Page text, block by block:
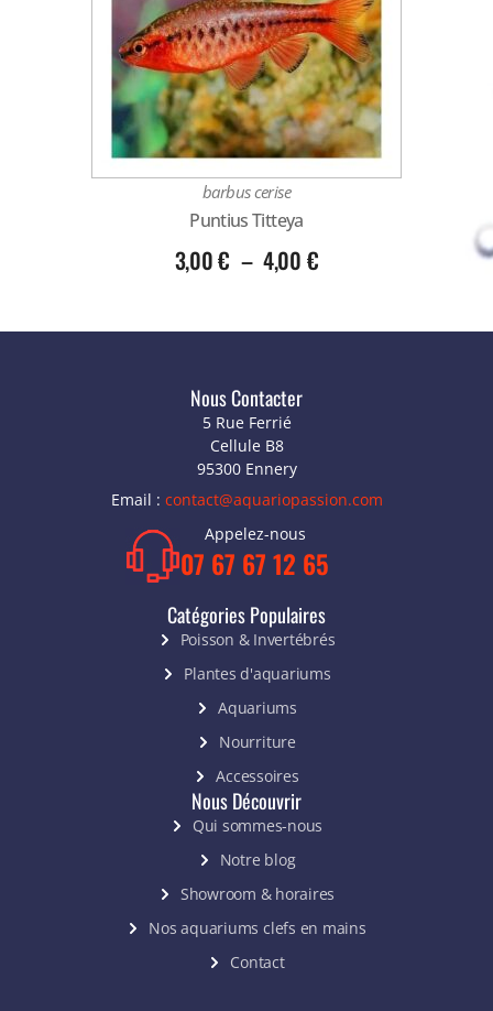
barbus cerise
Puntius Titteya
3,00€ – 4,00 €
Nous Contacter
5 Rue Ferrié
Cellule B8
95300 Ennery
Email : contact@aquariopassion.com
Appelez-nous
07 67 67 12 65
Catégories Populaires
Poisson & Invertébrés
Plantes d'aquariums
Aquariums
Nourriture
Accessoires
Nous Découvrir
Qui sommes-nous
Notre blog
Showroom & horaires
Nos aquariums clefs en mains
Contact